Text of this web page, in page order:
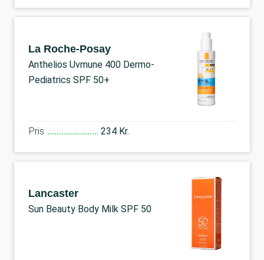
La Roche-Posay
Anthelios Uvmune 400 Dermo-
Pediatrics SPF 50+
Pris 234 Kr.
Lancaster
Sun Beauty Body Milk SPF 50